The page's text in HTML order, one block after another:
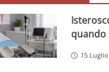
quando
15